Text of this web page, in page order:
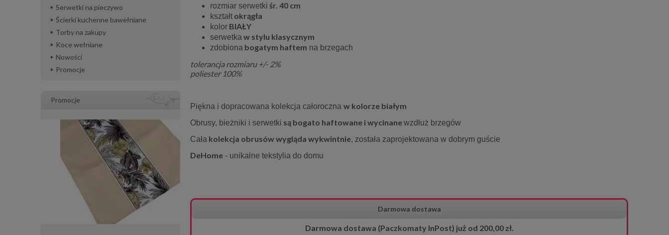
Serwetki na pieczywo
Ścierki kuchenne bawełniane
Torby na zakupy
Koce wełniane
Nowości
Promocje
Promocje
rozmiar serwetki śr. 40 cm
kształt okrągła
kolor BIAŁY
serwetka w stylu klasycznym
zdobiona bogatym haftem na brzegach
tolerancja rozmiaru +/- 2%
poliester 100%
Piękna i dopracowana kolekcja całoroczna w kolorze białym
Obrusy, bieżniki i serwetki są bogato haftowane i wycinanewzdłuż brzegów
Cała kolekcja obrusów wygląda wykwintnie, została zaprojektowana w dobrym guście
DeHome - unikalne tekstylia do domu
Darmowa dostawa
Darmowa dostawa (Paczkomaty InPost) już od 200,00 zł.